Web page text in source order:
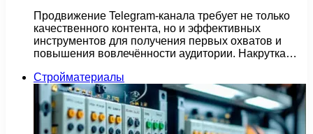
Продвижение Telegram-канала требует не только
качественного контента, но и эффективных
инструментов для получения первых охватов и
повышения вовлечённости аудитории. Накрутка…
Стройматериалы